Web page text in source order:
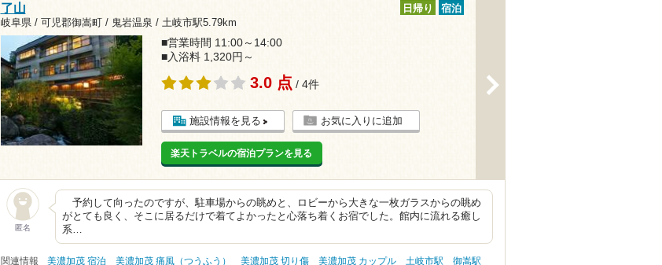
了山
岐阜県 / 可児郡御嵩町 / 鬼岩温泉 / 土岐市駅5.79km
日帰り 宿泊
■営業時間 11:00～14:00
■入浴料 1,320円～
3.0 点 / 4件
施設情報を見る お気に入りに追加
楽天トラベルの宿泊プランを見る
匿名
予約して向ったのですが、駐車場からの眺めと、ロビーから大きな一枚ガラスからの眺め
がとても良く、そこに居るだけで着てよかったと心落ち着くお宿でした。館内に流れる癒し
系…
関連情報 美濃加茂 宿泊 美濃加茂 痛風（つうふう） 美濃加茂 切り傷 美濃加茂 カップル 土岐市駅 御嵩駅